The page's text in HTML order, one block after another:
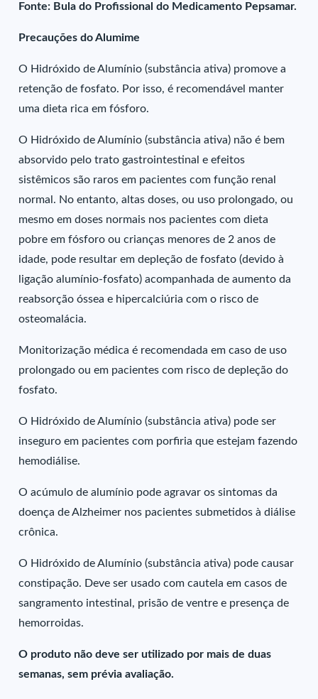
Fonte: Bula do Profissional do Medicamento Pepsamar.
Precauções do Alumime
O Hidróxido de Alumínio (substância ativa) promove a
retenção de fosfato. Por isso, é recomendável manter
uma dieta rica em fósforo.
O Hidróxido de Alumínio (substância ativa) não é bem
absorvido pelo trato gastrointestinal e efeitos
sistêmicos são raros em pacientes com função renal
normal. No entanto, altas doses, ou uso prolongado, ou
mesmo em doses normais nos pacientes com dieta
pobre em fósforo ou crianças menores de 2 anos de
idade, pode resultar em depleção de fosfato (devido à
ligação alumínio-fosfato) acompanhada de aumento da
reabsorção óssea e hipercalciúria com o risco de
osteomalácia.
Monitorização médica é recomendada em caso de uso
prolongado ou em pacientes com risco de depleção do
fosfato.
O Hidróxido de Alumínio (substância ativa) pode ser
inseguro em pacientes com porfiria que estejam fazendo
hemodiálise.
O acúmulo de alumínio pode agravar os sintomas da
doença de Alzheimer nos pacientes submetidos à diálise
crônica.
O Hidróxido de Alumínio (substância ativa) pode causar
constipação. Deve ser usado com cautela em casos de
sangramento intestinal, prisão de ventre e presença de
hemorroidas.
O produto não deve ser utilizado por mais de duas
semanas, sem prévia avaliação.